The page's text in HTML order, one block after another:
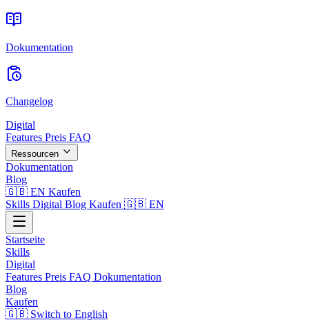
Dokumentation
Changelog
Digital
Features Preis FAQ
Ressourcen
Dokumentation
Blog
🇬🇧 EN Kaufen
Skills Digital Blog Kaufen 🇬🇧 EN
Startseite
Skills
Digital
Features Preis FAQ Dokumentation
Blog
Kaufen
🇬🇧 Switch to English